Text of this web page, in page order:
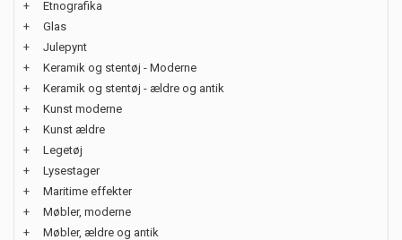
+
Etnografika
+
Glas
+
Julepynt
+
Keramik og stentøj - Moderne
+
Keramik og stentøj - ældre og antik
+
Kunst moderne
+
Kunst ældre
+
Legetøj
+
Lysestager
+
Maritime effekter
+
Møbler, moderne
+
Møbler, ældre og antik